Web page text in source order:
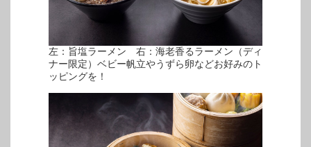
左：旨塩ラーメン 右：海老香るラーメン（ディ
ナー限定）ベビー帆立やうずら卵などお好みのト
ッピングを！